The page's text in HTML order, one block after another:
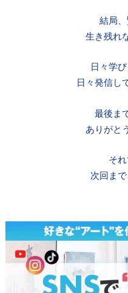
結局
生き残れ
日々学び
日々発信し
最後ま
ありがと
そ
次回ま